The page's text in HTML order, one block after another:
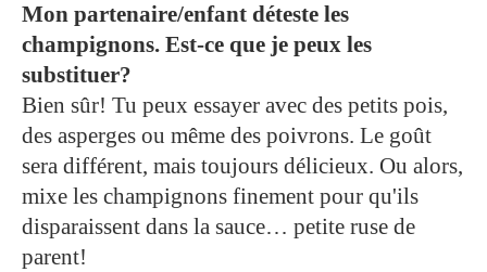
Mon partenaire/enfant déteste les
champignons. Est-ce que je peux les
substituer?
Bien sûr! Tu peux essayer avec des petits pois,
des asperges ou même des poivrons. Le goût
sera différent, mais toujours délicieux. Ou alors,
mixe les champignons finement pour qu'ils
disparaissent dans la sauce… petite ruse de
parent!